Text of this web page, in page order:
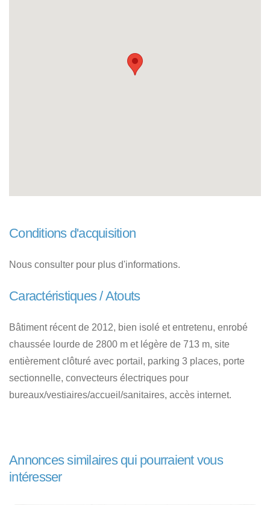
Conditions d'acquisition
Nous consulter pour plus d'informations.
Caractéristiques / Atouts
Bâtiment récent de 2012, bien isolé et entretenu, enrobé
chaussée lourde de 2800 m et légère de 713 m, site
entièrement clôturé avec portail, parking 3 places, porte
sectionnelle, convecteurs électriques pour
bureaux/vestiaires/accueil/sanitaires, accès internet.
Annonces similaires qui pourraient vous
intéresser